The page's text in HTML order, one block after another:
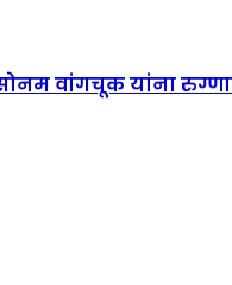
वांगचूक यांना